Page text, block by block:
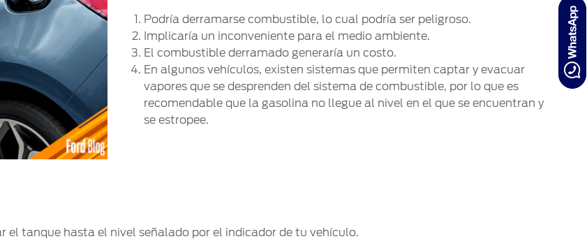
Podría derramarse combustible, lo cual podría ser peligroso.
Implicaría un inconveniente para el medio ambiente.
El combustible derramado generaría un costo.
En algunos vehículos, existen sistemas que permiten captar y evacuar
vapores que se desprenden del sistema de combustible, por lo que es
recomendable que la gasolina no llegue al nivel en el que se encuentran y
se estropee.
el tanque hasta el nivel señalado por el indicador de tu vehículo.